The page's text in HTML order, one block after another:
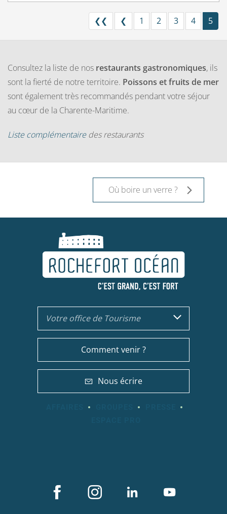
❮❮ ❮ 1 2 3 4 5
Consultez la liste de nos restaurants gastronomiques, ils
sont la fierté de notre territoire. Poissons et fruits de mer
sont également très recommandés pendant votre séjour
au cœur de la Charente-Maritime.
Liste complémentairedes restaurants
Où boire un verre ?
Votre office de Tourisme
Comment venir ?
Nous écrire